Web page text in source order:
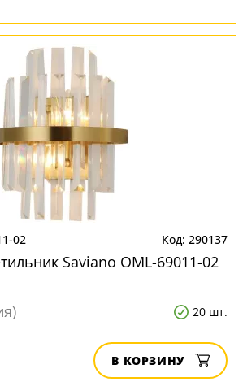
02 290137
Saviano OML-69011-02
20 шт.
В КОРЗИНУ